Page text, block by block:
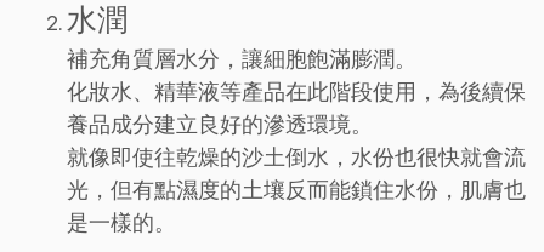
水潤
補充角質層水分，讓細胞飽滿膨潤。
化妝水、精華液等產品在此階段使用，為後續保
養品成分建立良好的滲透環境。
就像即使往乾燥的沙土倒水，水份也很快就會流
光，但有點濕度的土壤反而能鎖住水份，肌膚也
是一樣的。